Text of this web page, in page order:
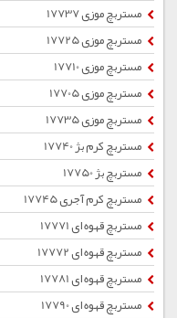
مستربچ موزی 17737
مستربچ موزی 17725
مستربچ موزی 17710
مستربچ موزی 17705
مستربچ موزی 17735
مستربچ کرم بژ 17740
مستربچ بژ 17750
مستربچ کرم آجری 17745
مستربچ قهوه ای 17771
مستربچ قهوه ای 17772
مستربچ قهوه ای 17781
مستربچ قهوه ای 17790